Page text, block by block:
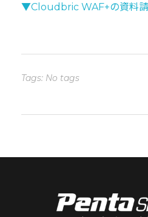
▼Cloudbric WAF+の資料
Tags: No tags